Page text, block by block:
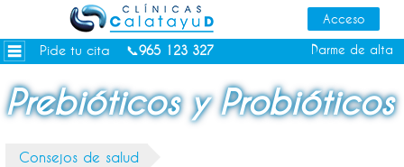
Pide tu cita 📞965 123 327 Darme de alta
Dietas personalizadas
Tratamientos Corporales
Depilación Láser Alicante
Prebióticos y Probióticos
Consejos de salud